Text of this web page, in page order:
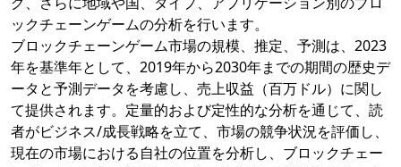
ックチェーンゲームの分析を行います。
ブロックチェーンゲーム市場の規模、推定、予測は、2023
年を基準年として、2019年から2030年までの期間の歴史デ
ータと予測データを考慮し、売上収益（百万ドル）に関し
て提供されます。定量的および定性的な分析を通じて、読
者がビジネス/成長戦略を立て、市場の競争状況を評価し、
現在の市場における自社の位置を分析し、ブロックチェー